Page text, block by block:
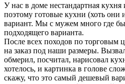
У нас в доме нестандартная кухня
поэтому готовые кухни (хоть
вариант. Мы с мужем много где
подходящего варианта.
После всех походов по торговым
на заказ под наши размеры.
обмерил, посчитал, нарисовал
хотелось, и картинка в голове
скажу, что это самый дешевый